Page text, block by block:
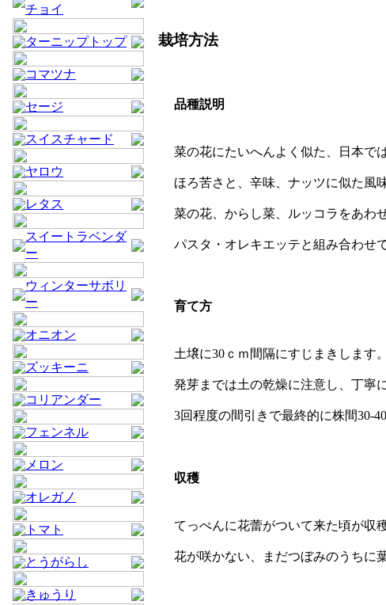
チョイ
ターニップトップ
コマツナ
セージ
スイスチャード
ヤロウ
レタス
スイートラベンダ
ー
ウィンターサボリ
ー
オニオン
ズッキーニ
コリアンダー
フェンネル
メロン
オレガノ
トマト
とうがらし
きゅうり
栽培方法
品種説明
菜の花にたいへんよく似た、日本で
ほろ苦さと、辛味、ナッツに似た風
菜の花、からし菜、ルッコラをあわ
パスタ・オレキエッテと組み合わせ
育て方
土壌に30ｃｍ間隔にすじまきします。
発芽までは土の乾燥に注意し、丁寧
3回程度の間引きで最終的に株間30-
収穫
てっぺんに花蕾がついて来た頃が収
花が咲かない、まだつぼみのうちに